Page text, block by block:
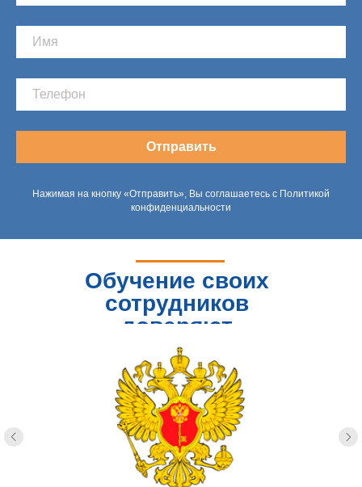
Отправить
Нажимая на кнопку «Отправить», Вы соглашаетесь с Политикой
конфиденциальности
Обучение своих
сотрудников
доверяют